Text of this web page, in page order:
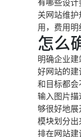
关网站维
用，费用
怎么
明确企业
好网站的
和目标都
输入图片
够很好地
模块划分
排在网站